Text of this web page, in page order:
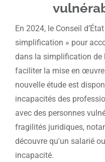
En 2024, le Conseil
simplification » pour
dans la simplification de
faciliter la mise en œuvre
nouvelle étude est
incapacités des
avec des personnes
fragilités juridiques,
découvre qu'un salarié
incapacité.